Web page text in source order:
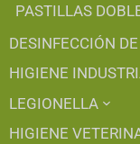
PASTILLAS
DESINFECCIÓN
HIGIENE
LEGIONELLA
HIGIENE